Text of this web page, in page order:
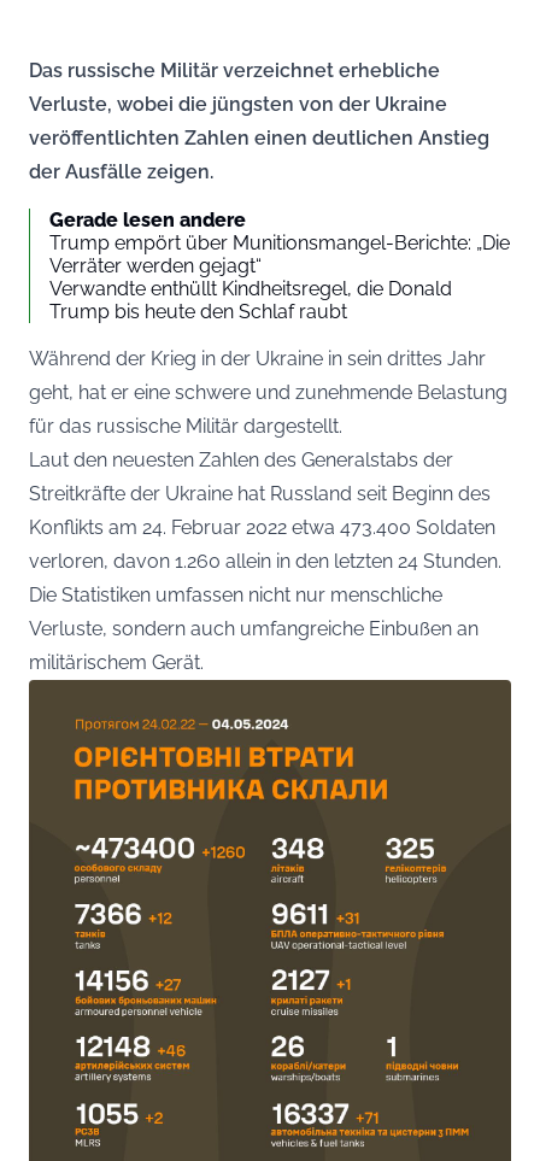
Das russische Militär verzeichnet erhebliche
Verluste, wobei die jüngsten von der Ukraine
veröffentlichten Zahlen einen deutlichen Anstieg
der Ausfälle zeigen.
Gerade lesen andere
Trump empört über Munitionsmangel-Berichte: „Die
Verräter werden gejagt“
Verwandte enthüllt Kindheitsregel, die Donald
Trump bis heute den Schlaf raubt
Während der Krieg in der Ukraine in sein drittes Jahr
geht, hat er eine schwere und zunehmende Belastung
für das russische Militär dargestellt.
Laut den neuesten Zahlen des Generalstabs der
Streitkräfte der Ukraine hat Russland seit Beginn des
Konflikts am 24. Februar 2022 etwa 473.400 Soldaten
verloren, davon 1.260 allein in den letzten 24 Stunden.
Die Statistiken umfassen nicht nur menschliche
Verluste, sondern auch umfangreiche Einbußen an
militärischem Gerät.